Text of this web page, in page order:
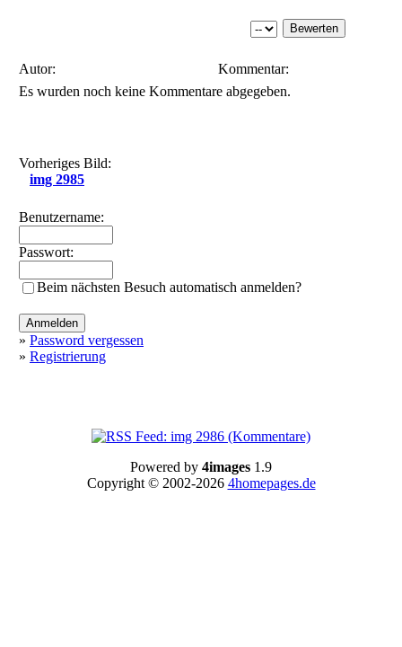
Autor:
Kommentar:
Es wurden noch keine Kommentare abgegeben.
Vorheriges Bild:
img 2985
Benutzername:
Passwort:
Beim nächsten Besuch automatisch anmelden?
» Password vergessen
» Registrierung
Powered by 4images 1.9
Copyright © 2002-2026 4homepages.de